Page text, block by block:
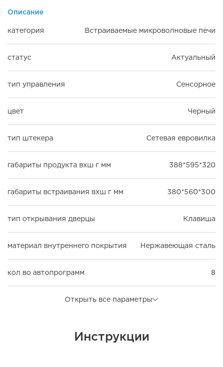
Описание
категория Встраиваемые микроволновые печи
статус Актуальный
тип управления Сенсорное
цвет Черный
тип штекера Сетевая евровилка
габариты продукта вхш г мм 388*595*320
габариты встраивания вхш г мм 380*560*300
тип открывания дверцы Клавиша
материал внутреннего покрытия Нержавеющая сталь
кол во автопрограмм 8
Открыть все параметры
Инструкции